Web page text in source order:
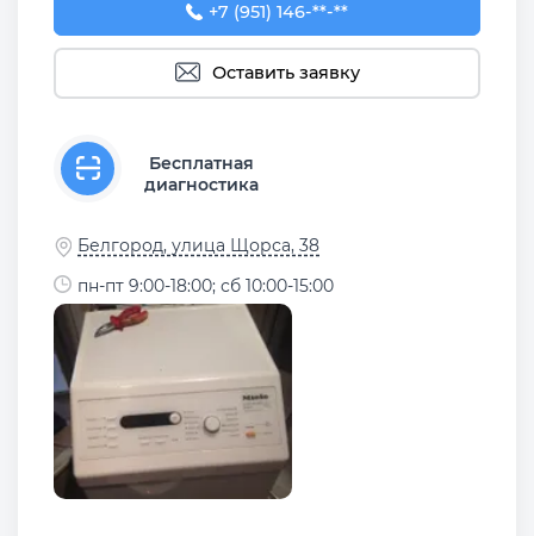
+7 (951) 146-64-52
+7 (951) 146-**-**
Оставить заявку
Бесплатная
диагностика
Белгород, улица Щорса, 38
пн-пт 9:00-18:00; сб 10:00-15:00